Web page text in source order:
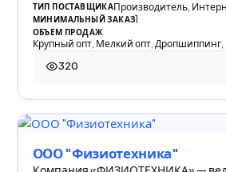
ТИП ПОСТАВЩИКАПроизводитель,
МИНИМАЛЬНЫЙ ЗАКАЗ1
ОБЪЕМ ПРОДАЖ
Крупный опт, Мелкий опт,
320
320 просмотров
ООО "Физиотехника"